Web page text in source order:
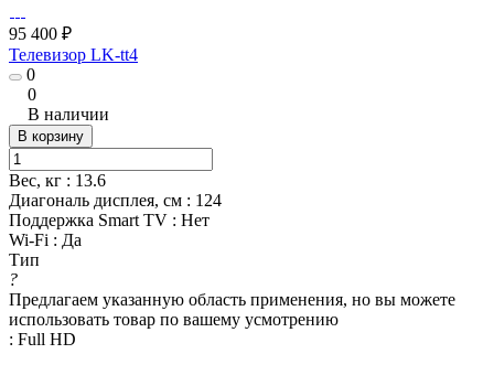
95 400 ₽
Телевизор LK-tt4
0
0
В наличии
В корзину
Вес, кг : 13.6
Диагональ дисплея, см : 124
Поддержка Smart TV : Нет
Wi-Fi : Да
Тип
?
Предлагаем указанную область применения, но вы можете
использовать товар по вашему усмотрению
: Full HD